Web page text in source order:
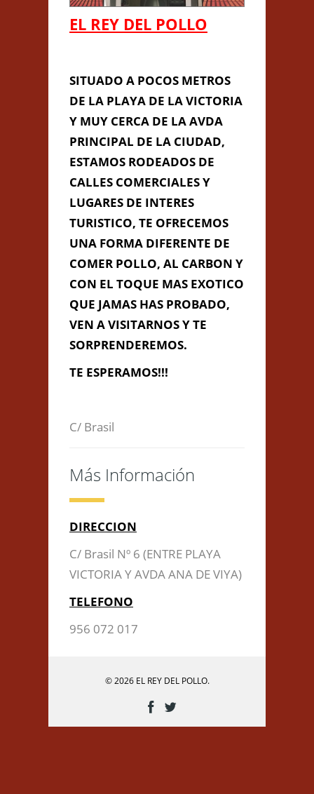
EL REY DEL POLLO
SITUADO A POCOS METROS
DE LA PLAYA DE LA VICTORIA
Y MUY CERCA DE LA AVDA
PRINCIPAL DE LA CIUDAD,
ESTAMOS RODEADOS DE
CALLES COMERCIALES Y
LUGARES DE INTERES
TURISTICO, TE OFRECEMOS
UNA FORMA DIFERENTE DE
COMER POLLO, AL CARBON Y
CON EL TOQUE MAS EXOTICO
QUE JAMAS HAS PROBADO,
VEN A VISITARNOS Y TE
SORPRENDEREMOS.
TE ESPERAMOS!!!
C/ Brasil
Más Información
DIRECCION
C/ Brasil Nº 6 (ENTRE PLAYA
VICTORIA Y AVDA ANA DE VIYA)
TELEFONO
956 072 017
EL REY DEL
Maps correctly.
Do you own this
OK
Información de
Contacto
C/ Brasil Nº 6 (ENTRE PLAYA
VICTORIA Y AVDA ANA DE VIYA),
Cádiz, Cádiz
elreydelpollocadiz@gmail.com
© 2026 EL REY DEL POLLO.